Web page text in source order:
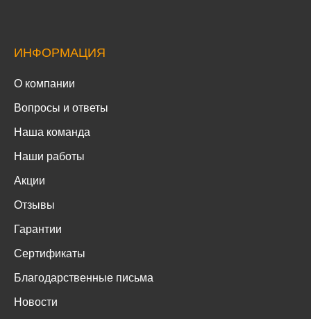
ИНФОРМАЦИЯ
О компании
Вопросы и ответы
Наша команда
Наши работы
Акции
Отзывы
Гарантии
Сертификаты
Благодарственные письма
Новости